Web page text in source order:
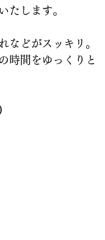
たします。
などがスッキリ。
時間をゆっくりと